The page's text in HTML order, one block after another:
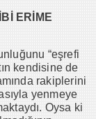
ERİME
“eşrefi
kendisine de
rakiplerini
yenmeye
Oysa ki